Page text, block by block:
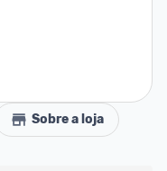
Sobre a loja